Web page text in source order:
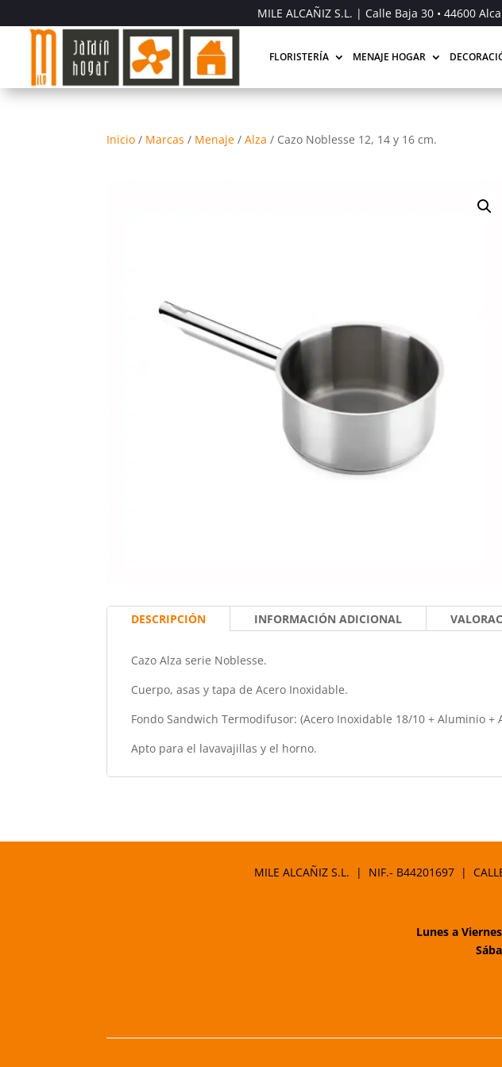
MILE ALCAÑIZ S.L. | Calle Baja 30 • 44600
FLORISTERÍA MENAJE HOGAR
Inicio / Marcas / Menaje /Alza / Cazo Noblesse 12, 14 y 16 cm.
DESCRIPCIÓN INFORMACIÓN ADICIONAL
Cazo Alza serie Noblesse.
Cuerpo, asas y tapa de Acero Inoxidable.
Fondo Sandwich Termodifusor: (Acero Inoxidable 18/10 + Aluminio +
Apto para el lavavajillas y el horno.
MILE ALCAÑIZ S.L. | NIF.- B44201697 |
Lunes a